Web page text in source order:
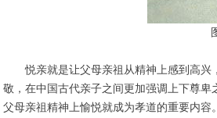
悦亲就是让父母亲祖从精神上感到高兴
敬，在中国古代亲子之间更加强调上下尊
父母亲祖精神上愉悦就成为孝道的重要内容